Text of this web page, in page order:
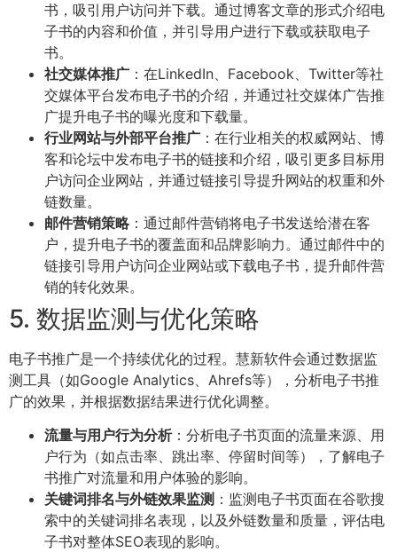
书，吸引用户访问并下载。通过博客文章的形式介绍电
子书的内容和价值，并引导用户进行下载或获取电子
书。
社交媒体推广 ：在LinkedIn、Facebook、Twitter等社
交媒体平台发布电子书的介绍，并通过社交媒体广告推
广提升电子书的曝光度和下载量。
行业网站与外部平台推广 ：在行业相关的权威网站、博
客和论坛中发布电子书的链接和介绍，吸引更多目标用
户访问企业网站，并通过链接引导提升网站的权重和外
链数量。
邮件营销策略：通过邮件营销将电子书发送给潜在客
户，提升电子书的覆盖面和品牌影响力。通过邮件中的
链接引导用户访问企业网站或下载电子书，提升邮件营
销的转化效果。
5. 数据监测与优化策略
电子书推广是一个持续优化的过程。慧新软件会通过数据监
测工具（如Google Analytics、Ahrefs等），分析电子书推
广的效果，并根据数据结果进行优化调整。
流量与用户行为分析：分析电子书页面的流量来源、用
户行为（如点击率、跳出率、停留时间等），了解电子
书推广对流量和用户体验的影响。
关键词排名与外链效果监测 ：监测电子书页面在谷歌搜
索中的关键词排名表现，以及外链数量和质量，评估电
子书对整体SEO表现的影响。